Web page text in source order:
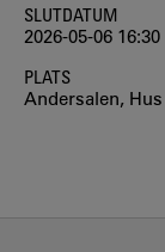
SLUTDATUM
2026-05-06 16:30
PLATS
Andersalen,